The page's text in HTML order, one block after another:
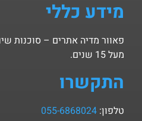
מידע כללי
פאוור מדיה אתרים – סוכנות
מעל 15 שנים.
התקשרו
טלפון: 055-6868024